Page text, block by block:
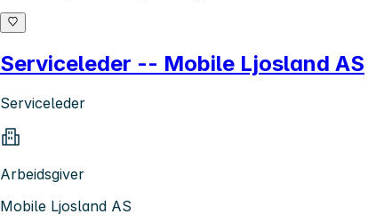
Serviceleder -- Mobile Ljosland AS
Serviceleder
Arbeidsgiver
Mobile Ljosland AS